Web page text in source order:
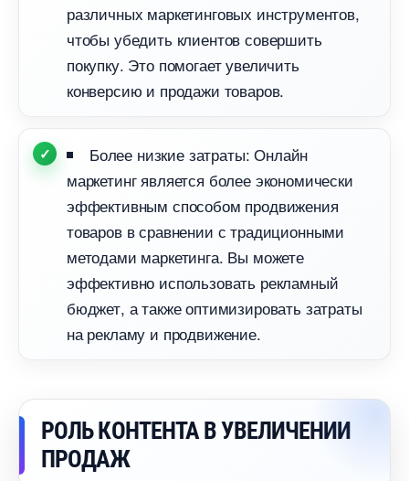
различных маркетинговых инструментов,
чтобы убедить клиентов совершить
покупку. Это помогает увеличить
конверсию и продажи товаров.
Более низкие затраты: Онлайн
маркетинг является более экономически
эффективным способом продвижения
товаров в сравнении с традиционными
методами маркетинга. Вы можете
эффективно использовать рекламный
юджет, а также оптимизировать затраты
на рекламу и продвижение.
РОЛЬ КОНТЕНТА В УВЕЛИЧЕНИИ
ПРОДАЖ